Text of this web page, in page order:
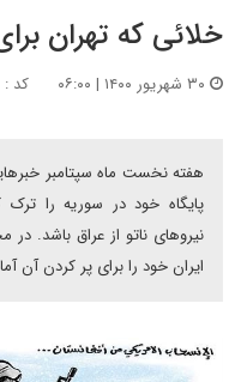
خلائی که تهران
کد : ۲۰۰۶۱۶۳
هفته نخست ماه سپتامبر
پایگاه خود در سوریه را
نیروهای ناتو از عراق باشد.
ایران خود را برای پر کردن آن